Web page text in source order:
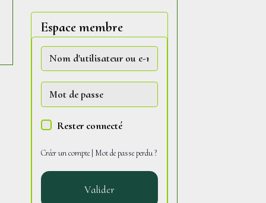
Espace membre
Rester connecté
Créer un compte| Mot de passe perdu ?
Valider